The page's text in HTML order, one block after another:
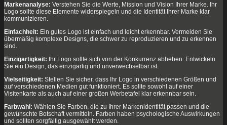
Markenanalyse: Verstehen Sie die Werte, Mission und Vision Ihrer Marke. Ihr
Logo sollte diese Elemente widerspiegeln und die Identität Ihrer Marke klar
kommunizieren.
Einfachheit: Ein gutes Logo ist einfach und leicht erkennbar. Vermeiden Sie
übermäßig komplexe Designs, die schwer zu reproduzieren und zu erkennen
sind.
Einzigartigkeit: Ihr Logo sollte sich von der Konkurrenz abheben. Entwickeln
Sie ein Design, das einzigartig und unverwechselbar ist.
Vielseitigkeit: Stellen Sie sicher, dass Ihr Logo in verschiedenen Größen und
auf verschiedenen Medien gut funktioniert. Es sollte sowohl auf einer
Visitenkarte als auch auf einer großen Werbetafel klar erkennbar sein.
Farbwahl: Wählen Sie Farben, die zu Ihrer Markenidentität passen und die
gewünschte Botschaft vermitteln. Farben haben psychologische Auswirkungen
und sollten sorgfältig ausgewählt werden.